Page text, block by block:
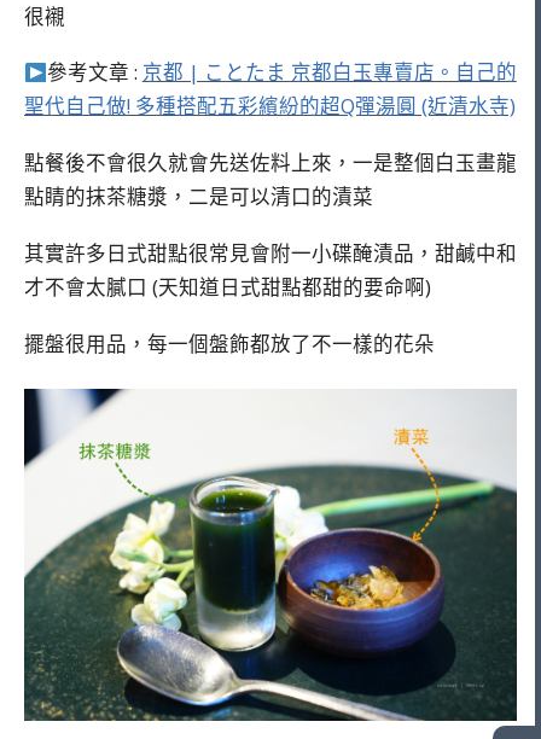
很襯
參考文章 : 京都 | ことたま 京都白玉專賣店。自己的
聖代自己做! 多種搭配五彩繽紛的超Q彈湯圓 (近清水寺)
點餐後不會很久就會先送佐料上來，一是整個白玉畫龍
點睛的抹茶糖漿，二是可以清口的漬菜
其實許多日式甜點很常見會附一小碟醃漬品，甜鹹中和
才不會太膩口 (天知道日式甜點都甜的要命啊)
擺盤很用品，每一個盤飾都放了不一樣的花朵